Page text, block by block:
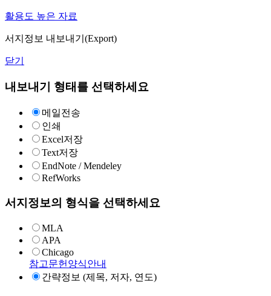
활용도 높은 자료
서지정보 내보내기(Export)
닫기
내보내기 형태를 선택하세요
메일전송
인쇄
Excel저장
Text저장
EndNote / Mendeley
RefWorks
서지정보의 형식을 선택하세요
MLA
APA
Chicago
참고문헌양식안내
간략정보 (제목, 저자, 연도)